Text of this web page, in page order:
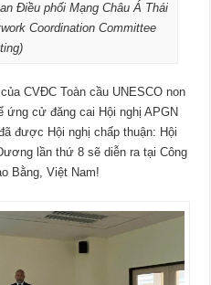
Điều phối Mạng Châu Á Thái
Coordination Committee
CVĐC Toàn cầu UNESCO non
cử đăng cai Hội nghị APGN
được Hội nghị chấp thuận: Hội
lần thứ 8 sẽ diễn ra tại Công
Bằng, Việt Nam!